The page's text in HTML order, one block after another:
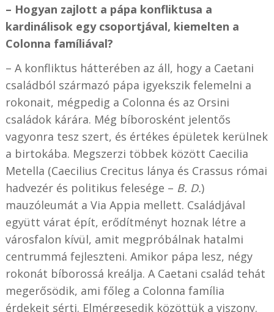
– Hogyan zajlott a pápa konfliktusa a
kardinálisok egy csoportjával, kiemelten a
Colonna famíliával?
– A konfliktus hátterében az áll, hogy a Caetani
családból származó pápa igyekszik felemelni a
rokonait, mégpedig a Colonna és az Orsini
családok kárára. Még bíborosként jelentős
vagyonra tesz szert, és értékes épületek kerülnek
a birtokába. Megszerzi többek között Caecilia
Metella (Caecilius Crecitus lánya és Crassus római
hadvezér és politikus felesége – B. D.)
mauzóleumát a Via Appia mellett. Családjával
együtt várat épít, erődítményt hoznak létre a
városfalon kívül, amit megpróbálnak hatalmi
centrummá fejleszteni. Amikor pápa lesz, négy
rokonát bíborossá kreálja. A Caetani család tehát
megerősödik, ami főleg a Colonna família
érdekeit sérti. Elmérgesedik közöttük a viszony.